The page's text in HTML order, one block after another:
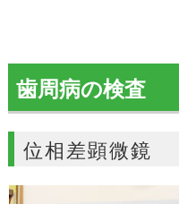
歯周病の検査
位相差顕微鏡